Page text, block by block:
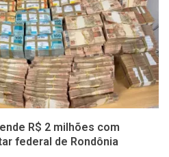
R$ 2 milhões com
federal de Rondônia